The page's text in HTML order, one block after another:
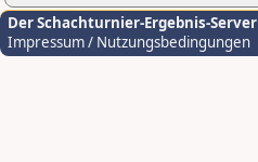
Der Schachturnier-Ergebnis-Server
Impressum / Nutzungsbedingungen